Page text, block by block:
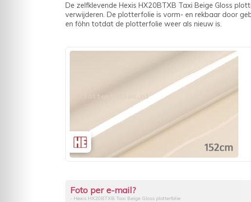
De zelfklevende Hexis HX20BTXB Taxi Beige Gloss
verwijderen. De plotterfolie is vorm- en rekbaar door
en föhn totdat de plotterfolie weer als nieuw is.
Foto per e-mail?
- Hexis HX20BTXB Taxi Beige Gloss plotterfolie